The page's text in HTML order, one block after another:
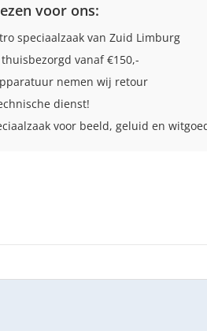
voor ons:
speciaalzaak van Zuid Limburg
thuisbezorgd vanaf €150,-
nemen wij retour
dienst!
voor beeld, geluid en